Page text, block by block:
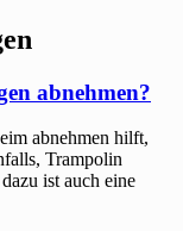
abnehmen?
abnehmen hilft,
Trampolin
ist auch eine